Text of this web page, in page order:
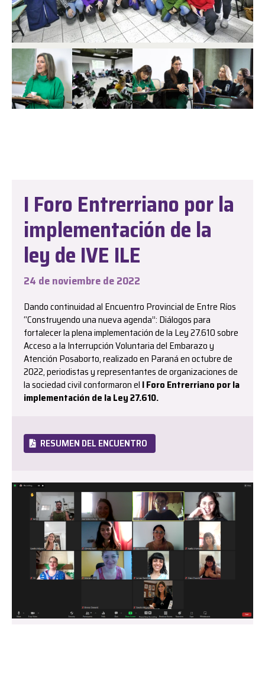
I Foro Entrerriano por la
implementación de la
ley de IVE ILE
24 de noviembre de 2022
Dando continuidad al Encuentro Provincial de Entre Ríos
“Construyendo una nueva agenda”: Diálogos para
fortalecer la plena implementación de la Ley 27.610 sobre
Acceso a la Interrupción Voluntaria del Embarazo y
Atención Posaborto, realizado en Paraná en octubre de
2022, periodistas y representantes de organizaciones de
la sociedad civil conformaron el I Foro Entrerriano por la
implementación de la Ley 27.610.
RESUMEN DEL ENCUENTRO